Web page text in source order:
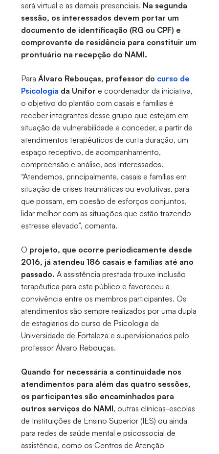
será virtual e as demais presenciais. Na segunda
sessão, os interessados devem portar um
documento de identificação (RG ou CPF) e
comprovante de residência para constituir um
prontuário na recepção do NAMI.
Para Álvaro Rebouças, professor do curso de
Psicologia da Unifor e coordenador da iniciativa,
o objetivo do plantão com casais e famílias é
receber integrantes desse grupo que estejam em
situação de vulnerabilidade e conceder, a partir de
atendimentos terapêuticos de curta duração, um
espaço receptivo, de acompanhamento,
compreensão e análise, aos interessados.
“Atendemos, principalmente, casais e famílias em
situação de crises traumáticas ou evolutivas, para
que possam, em coesão de esforços conjuntos,
lidar melhor com as situações que estão trazendo
estresse elevado”, comenta.
O projeto, que ocorre periodicamente desde
2016, já atendeu 186 casais e famílias até ano
passado. A assistência prestada trouxe inclusão
terapêutica para este público e favoreceu a
convivência entre os membros participantes. Os
atendimentos são sempre realizados por uma dupla
de estagiários do curso de Psicologia da
Universidade de Fortaleza e supervisionados pelo
professor Álvaro Rebouças.
Quando for necessária a continuidade nos
atendimentos para além das quatro sessões,
os participantes são encaminhados para
outros serviços do NAMI, outras clínicas-escolas
de Instituições de Ensino Superior (IES) ou ainda
para redes de saúde mental e psicossocial de
assistência, como os Centros de Atenção